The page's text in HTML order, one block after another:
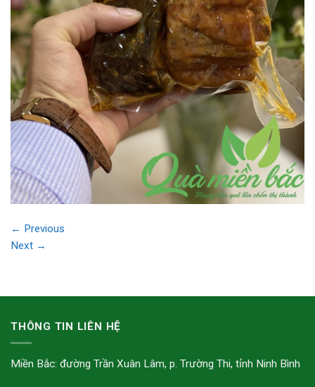
← Previous
Next →
THÔNG TIN LIÊN HỆ
Miền Bắc: đường Trần Xuân Lâm, p. Trường Thi, tỉnh Ninh Bình